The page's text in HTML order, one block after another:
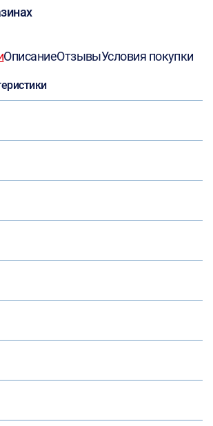
ОписаниеОтзывыУсловия покупки